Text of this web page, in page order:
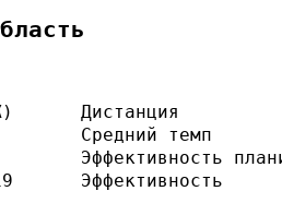
Дистанция
Средний темп
Эффективность
Эффективность